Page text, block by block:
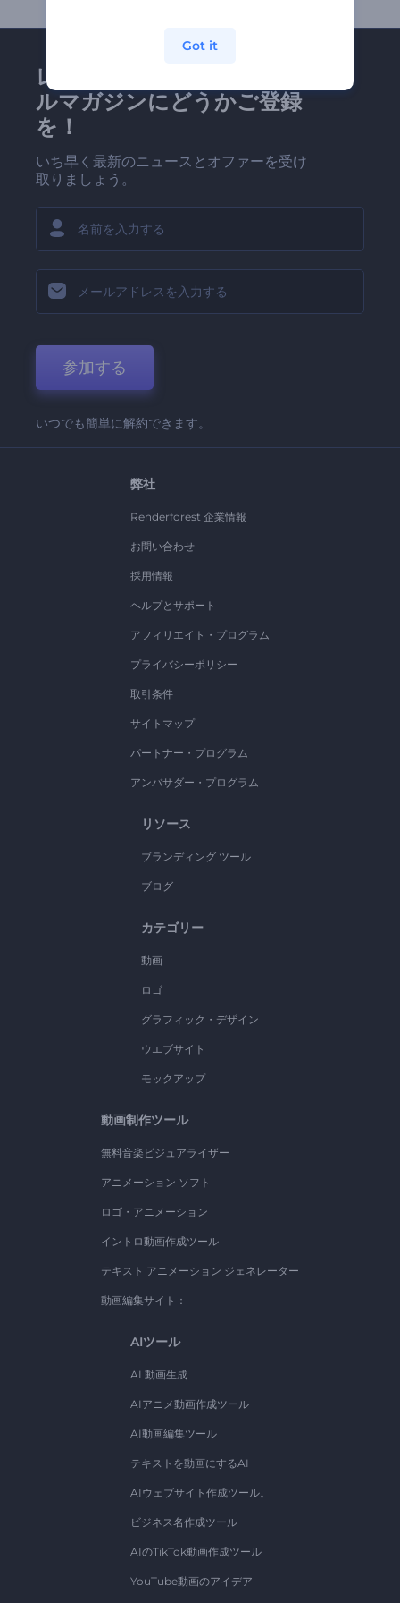
レンダーフォレストのメー
ルマガジンにどうかご登録
を！
いち早く最新のニュースとオファーを受け
取りましょう。
参加する
いつでも簡単に解約できます。
弊社
Renderforest 企業情報
お問い合わせ
採用情報
ヘルプとサポート
アフィリエイト・プログラム
プライバシーポリシー
取引条件
サイトマップ
パートナー・プログラム
アンバサダー・プログラム
リソース
ブランディング ツール
ブログ
カテゴリー
動画
ロゴ
グラフィック・デザイン
ウエブサイト
モックアップ
動画制作ツール
無料音楽ビジュアライザー
アニメーション ソフト
ロゴ・アニメーション
イントロ動画作成ツール
テキスト アニメーション ジェネレーター
動画編集サイト：
AIツール
AI 動画生成
AIアニメ動画作成ツール
AI動画編集ツール
テキストを動画にするAI
AIウェブサイト作成ツール。
ビジネス名作成ツール
AIのTikTok動画作成ツール
YouTube動画のアイデア
Got it